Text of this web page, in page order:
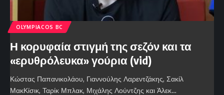
OLYMPIACOS BC
Η κορυφαία στιγμή της σεζόν και τα
«ερυθρόλευκα» γούρια (vid)
Κώστας Παπανικολάου, Γιαννούλης Λαρεντζάκης, Σακίλ
ΜακΚίσικ, Ταρίκ Μπλακ, Μιχάλης Λούντζης και Άλεκ…